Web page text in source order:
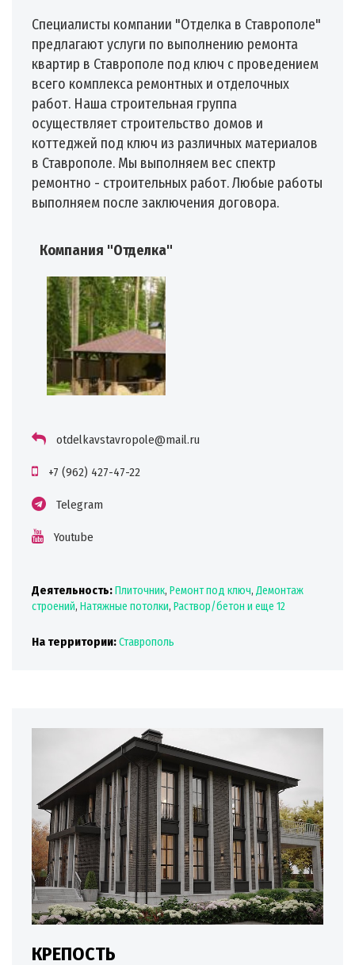
Специалисты компании "Отделка в Ставрополе"
предлагают услуги по выполнению ремонта
квартир в Ставрополе под ключ с проведением
всего комплекса ремонтных и отделочных
работ. Наша строительная группа
осуществляет строительство домов и
коттеджей под ключ из различных материалов
в Ставрополе. Мы выполняем вес спектр
ремонтно - строительных работ. Любые работы
выполняем после заключения договора.
Компания "Отделка"
otdelkavstavropole@mail.ru
+7 (962) 427-47-22
Telegram
Youtube
Деятельность:Плиточник, Ремонт под ключ, Демонтаж
строений, Натяжные потолки, Раствор/бетон и еще 12
На территории:Ставрополь
КРЕПОСТЬ